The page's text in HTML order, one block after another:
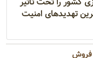
تهدیدهای امنیت
فروش